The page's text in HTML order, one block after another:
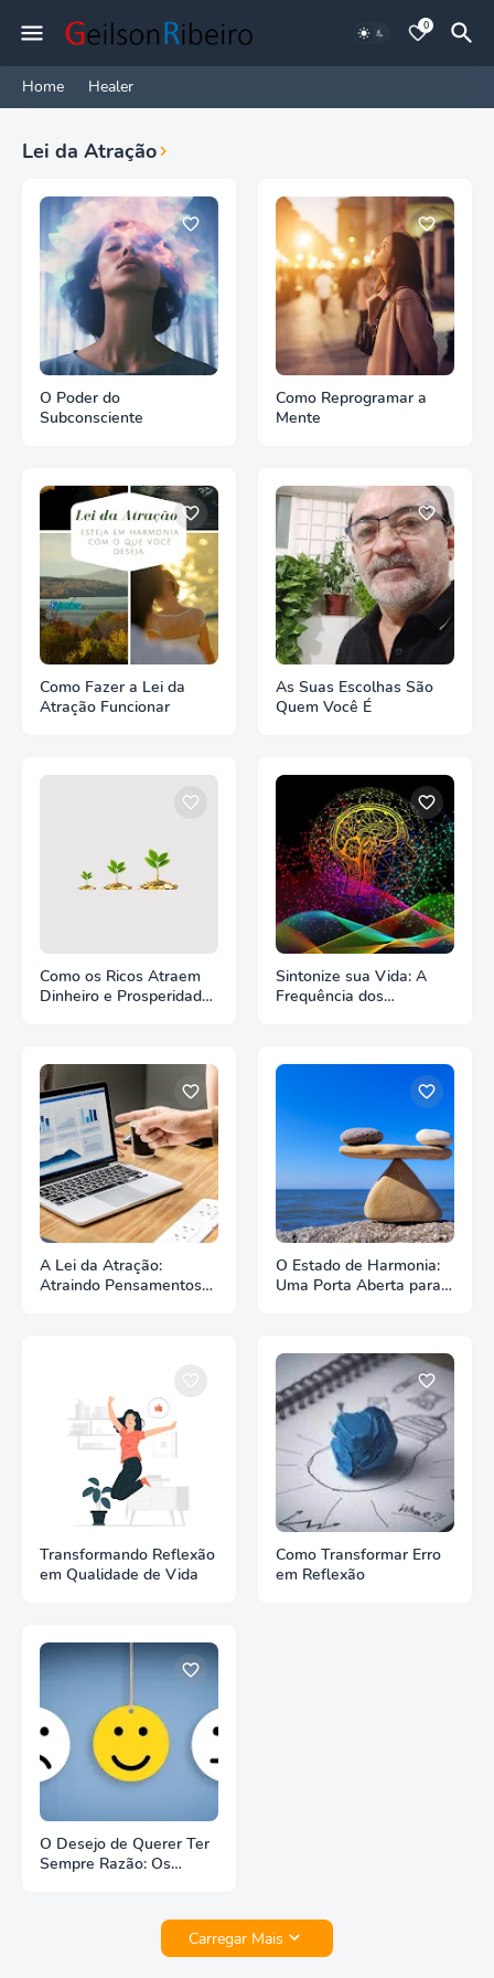
0
Home Healer
Lei da Atração
O Poder do
Subconsciente
Como Reprogramar a
Mente
Como Fazer a Lei da
Atração Funcionar
As Suas Escolhas São
Quem Você É
Como os Ricos Atraem
Dinheiro e Prosperidade
Sintonize sua Vida: A
Frequência dos
A Lei da Atração:
Atraindo Pensamentos
O Estado de Harmonia:
Uma Porta Aberta para a
Transformando Reflexão
em Qualidade de Vida
Como Transformar Erro
em Reflexão
O Desejo de Querer Ter
Sempre Razão: Os
Carregar Mais